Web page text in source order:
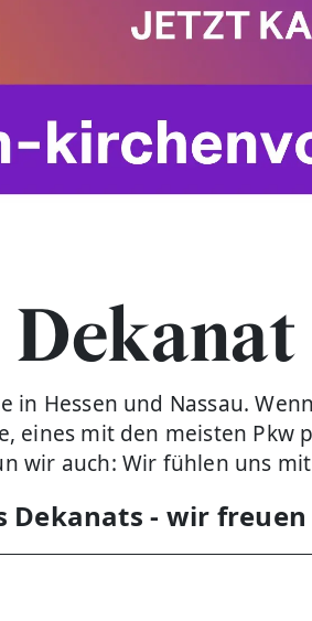
Hessen und Nassau.
eines mit den meisten Pkw
wir auch: Wir fühlen uns
Dekanats - wir freuen